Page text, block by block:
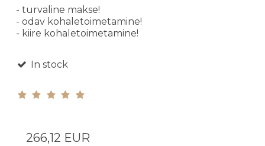
- turvaline makse!
- odav kohaletoimetamine!
- kiire kohaletoimetamine!
In stock
266,12 EUR